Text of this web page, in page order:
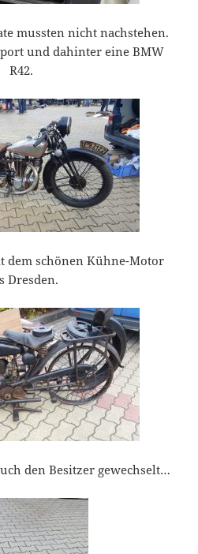
mussten nicht nachstehen.
und dahinter eine BMW
R42.
dem schönen Kühne-Motor
Dresden.
den Besitzer gewechselt…